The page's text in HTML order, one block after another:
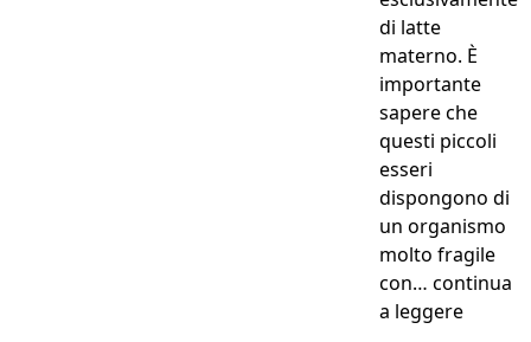
di latte
materno. È
importante
sapere che
questi piccoli
esseri
dispongono di
un organismo
molto fragile
con… continua
a leggere